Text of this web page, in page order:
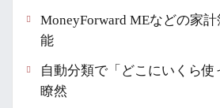
MoneyForward MEなどの家
能
自動分類で「どこにいくら使
瞭然